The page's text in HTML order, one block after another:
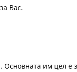
Вас.
им цел е